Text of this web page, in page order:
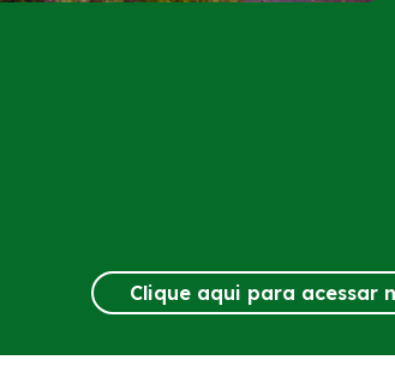
Clique aqui para acessar